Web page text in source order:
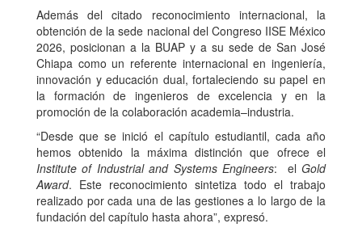
Además del citado reconocimiento internacional, la
obtención de la sede nacional del Congreso IISE México
2026, posicionan a la BUAP y a su sede de San José
Chiapa como un referente internacional en ingeniería,
innovación y educación dual, fortaleciendo su papel en
la formación de ingenieros de excelencia y en la
promoción de la colaboración academia–industria.
“Desde que se inició el capítulo estudiantil, cada año
hemos obtenido la máxima distinción que ofrece el
Institute of Industrial and Systems Engineers: el Gold
Award. Este reconocimiento sintetiza todo el trabajo
realizado por cada una de las gestiones a lo largo de la
fundación del capítulo hasta ahora”, expresó.